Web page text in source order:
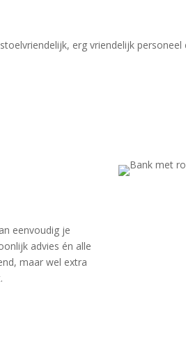
erg vriendelijk personeel
eenvoudig je
advies én alle
maar wel extra